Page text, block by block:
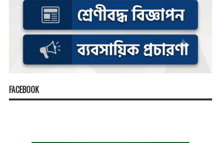
FACEBOOK